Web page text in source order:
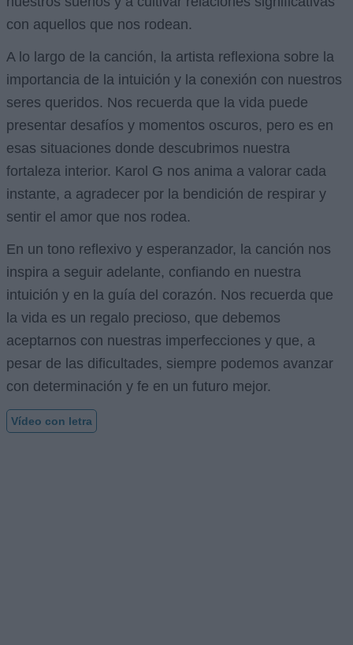
con aquellos que nos rodean.
A lo largo de la canción, la artista reflexiona sobre la
importancia de la intuición y la conexión con nuestros
seres queridos. Nos recuerda que la vida puede
presentar desafíos y momentos oscuros, pero es en
esas situaciones donde descubrimos nuestra
fortaleza interior. Karol G nos anima a valorar cada
instante, a agradecer por la bendición de respirar y
sentir el amor que nos rodea.
En un tono reflexivo y esperanzador, la canción nos
inspira a seguir adelante, confiando en nuestra
intuición y en la guía del corazón. Nos recuerda que
la vida es un regalo precioso, que debemos
aceptarnos con nuestras imperfecciones y que, a
pesar de las dificultades, siempre podemos avanzar
con determinación y fe en un futuro mejor.
Vídeo con letra